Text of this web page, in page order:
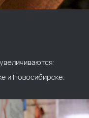
и Новосибирске.